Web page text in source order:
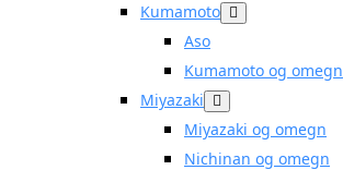
Kumamoto
Aso
Kumamoto og omegn
Miyazaki
Miyazaki og omegn
Nichinan og omegn